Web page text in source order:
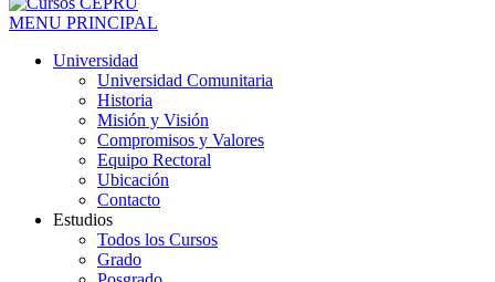
MENU PRINCIPAL
Universidad
Universidad Comunitaria
Historia
Misión y Visión
Compromisos y Valores
Equipo Rectoral
Ubicación
Contacto
Estudios
Todos los Cursos
Grado